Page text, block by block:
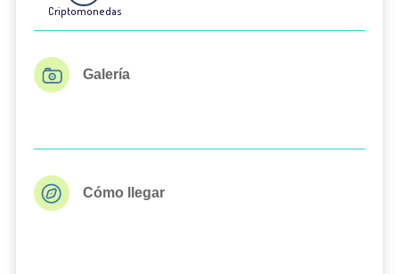
Criptomonedas
Galería
Cómo llegar